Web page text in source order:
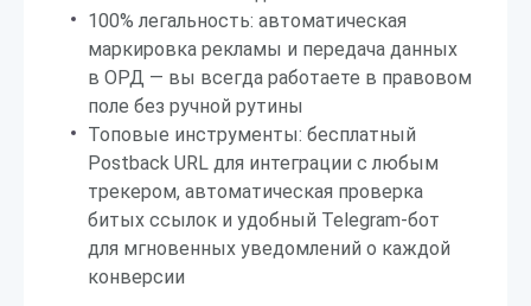
100% легальность: автоматическая
маркировка рекламы и передача данных
в ОРД — вы всегда работаете в правовом
поле без ручной рутины
Топовые инструменты: бесплатный
Postback URL для интеграции с любым
трекером, автоматическая проверка
битых ссылок и удобный Telegram-бот
для мгновенных уведомлений о каждой
конверсии